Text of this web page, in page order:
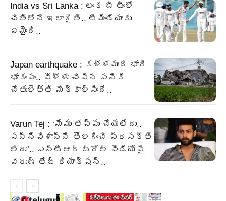
India vs Sri Lanka : లంక బీ టీంలో
చేతిలోనే ఇలాగైతే.. టీమిండియాకు
ఏమైంది..
Japan earthquake : కళ్ళముందే భారీ
భూకంపం.. వీళ్ళు చేసిన పనికి
చేతులెత్తి మొక్కాల్సిందే..
Varun Tej : ‘మేము తప్పు చేయలేదు..
సన్నివేశాన్ని తొలగించే ప్రసక్తే
లేదు’.. ఎన్టీఆర్ ట్రోల్ వీడియోపై
వరుణ్ తేజ్ రియాక్షన్..